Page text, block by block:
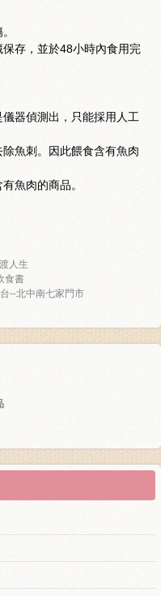
存，並於48小時內食用完
器偵測出，只能採用人工
魚刺。因此餵食含有魚肉
魚肉的商品。
人生
食書
--北中南七家門市